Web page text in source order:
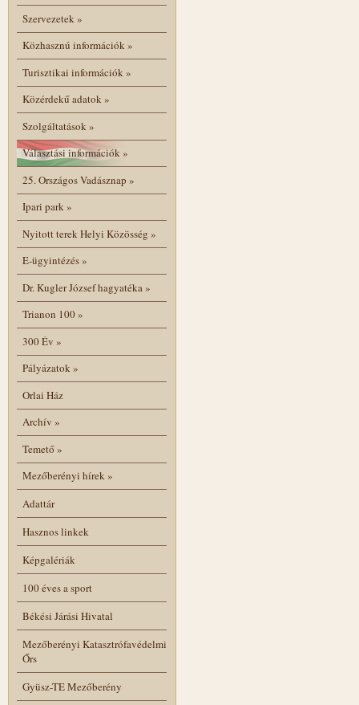
Szervezetek»
Közhasznú információk»
Turisztikai információk»
Közérdekű adatok»
Szolgáltatások»
Választási információk»
25. Országos Vadásznap »
Ipari park»
Nyitott terek Helyi Közösség »
E-ügyintézés»
Dr. Kugler József hagyatéka»
Trianon 100»
300 Év »
Pályázatok»
Orlai Ház
Archív »
Temető»
Mezőberényi hírek»
Adattár
Hasznos linkek
Képgalériák
100 éves a sport
Békési Járási Hivatal
Mezőberényi Katasztrófavédelmi
Őrs
Gyüsz-TE Mezőberény